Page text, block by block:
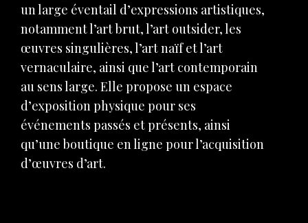
un large éventail d’expressions artistiques,
notamment l’art brut, l’art outsider, les
œuvres singulières, l’art naïf et l’art
vernaculaire, ainsi que l’art contemporain
au sens large. Elle propose un espace
d’exposition physique pour ses
événements passés et présents, ainsi
qu’une boutique en ligne pour l’acquisition
d’œuvres d’art.